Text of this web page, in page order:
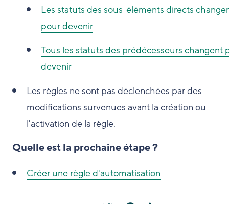
Les statuts des sous-éléments directs
pour devenir
Tous les statuts des prédécesseurs changent
devenir
Les règles ne sont pas déclenchées par des
modifications survenues avant la création ou
l'activation de la règle.
Quelle est la prochaine étape ?
Créer une règle d'automatisation